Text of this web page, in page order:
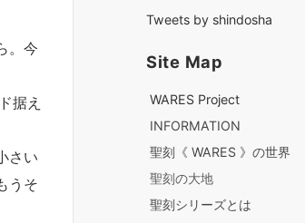
。今
据え
さい
うそ
Tweets by shindosha
Site Map
WARES Project
INFORMATION
聖刻《 WARES 》の世界
聖刻の大地
聖刻シリーズとは